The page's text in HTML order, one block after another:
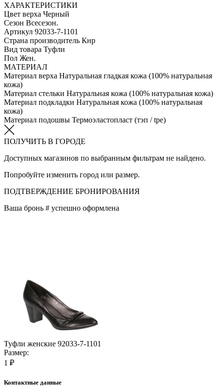
ХАРАКТЕРИСТИКИ
Цвет верха Черный
Сезон Всесезон.
Артикул 92033-7-1101
Страна производитель Кнр
Вид товара Туфли
Пол Жен.
МАТЕРИАЛ
Материал верха Натуральная гладкая кожа (100% натуральная
кожа)
Материал стельки Натуральная кожа (100% натуральная кожа)
Материал подкладки Натуральная кожа (100% натуральная
кожа)
Материал подошвы Термоэластопласт (тэп / tpe)
ПОЛУЧИТЬ В ГОРОДЕ
Доступных магазинов по выбранным фильтрам не найдено.
Попробуйте изменить город или размер.
ПОДТВЕРЖДЕНИЕ БРОНИРОВАНИЯ
Ваша бронь # успешно оформлена
Туфли женские 92033-7-1101
Размер:
1 ₽
Контактные данные